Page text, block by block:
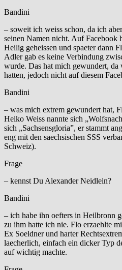
Bandini
– soweit ich weiss schon, da ich
seinen Namen nicht. Auf Facebook
Heilig geheissen und spaeter dann
Adler gab es keine Verbindung
wurde. Das hat mich gewundert,
hatten, jedoch nicht auf diesem
Bandini
– was mich extrem gewundert hat,
Heiko Weiss nannte sich
sich „Sachsensgloria”, er stammt
eng mit den saechsischen SSS
Schweiz).
Frage
– kennst Du Alexander Neidlein?
Bandini
– ich habe ihn oefters in Heilbronn
zu ihm hatte ich nie. Flo erzaehlte
Ex Soeldner und harter
laecherlich, einfach ein dicker Typ
auf wichtig machte.